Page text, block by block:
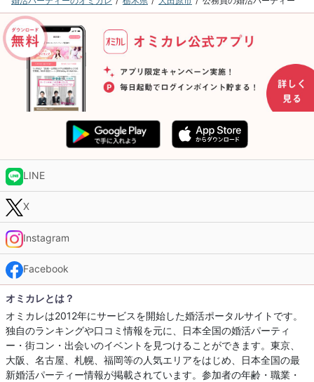
LINE
X
Instagram
Facebook
オミカレとは？
オミカレは2012年にサービスを開始した婚活ポータルサイトです。
独自のランキングや口コミ情報を元に、日本全国の婚活パーティ
ー・街コン・出会いのイベントを見つけることができます。東京、
大阪、名古屋、札幌、福岡等の人気エリアをはじめ、日本全国の最
新婚活パーティー情報が掲載されています。参加者の年齢・職業・